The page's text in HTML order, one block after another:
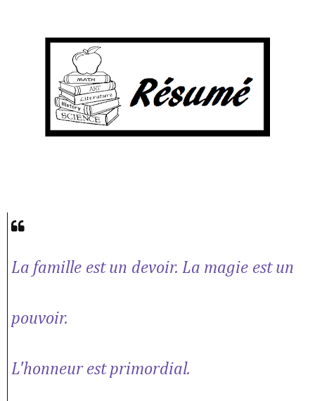
La famille est un devoir. La magie est un
pouvoir.
L'honneur est primordial.